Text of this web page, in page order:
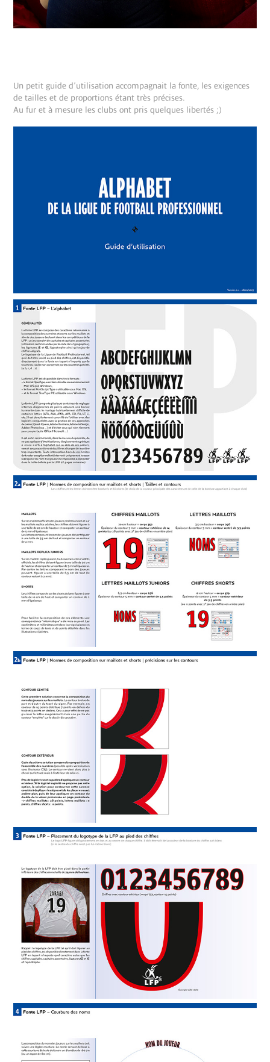
Un petit guide d’utilisation accompagnait la fonte, les exigences
de tailles et de proportions étant très précises.
Au fur et à mesure les clubs ont pris quelques libertés ;)